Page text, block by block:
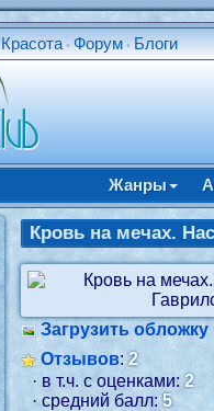
Красота •Форум • Блоги
Жанры
Кровь на мечах.
Загрузить обложку
Отзывов:2
· в т.ч. с оценками:2
· средний балл:5